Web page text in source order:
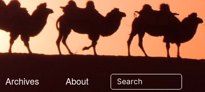
Archives About